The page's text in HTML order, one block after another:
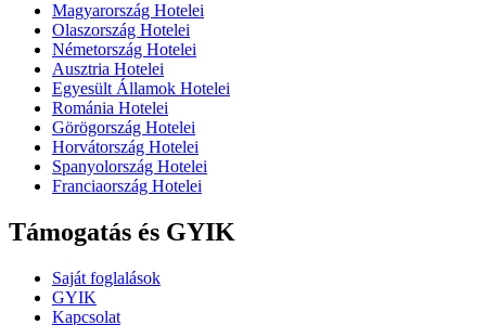
Magyarország Hotelei
Olaszország Hotelei
Németország Hotelei
Ausztria Hotelei
Egyesült Államok Hotelei
Románia Hotelei
Görögország Hotelei
Horvátország Hotelei
Spanyolország Hotelei
Franciaország Hotelei
Támogatás és GYIK
Saját foglalások
GYIK
Kapcsolat